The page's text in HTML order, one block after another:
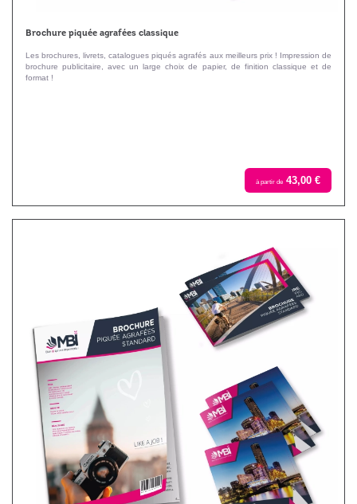
Brochure piquée agrafées classique
Les brochures, livrets, catalogues piqués agrafés aux meilleurs prix ! Impression de
brochure publicitaire, avec un large choix de papier, de finition classique et de
format !
à partir de 43,00 €